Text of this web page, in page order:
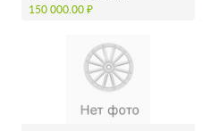
150 000.00 ₽